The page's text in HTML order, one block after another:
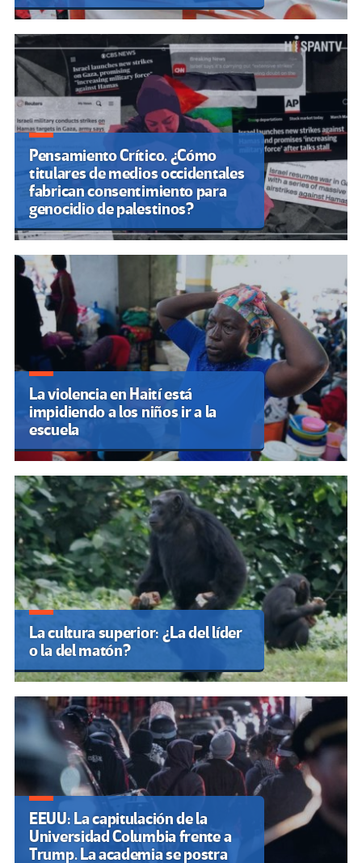
Pensamiento Crítico. ¿Cómo
titulares de medios occidentales
fabrican consentimiento para
genocidio de palestinos?
La violencia en Haití está
impidiendo a los niños ir a la
escuela
La cultura superior: ¿La del líder
o la del matón?
EEUU: La capitulación de la
Universidad Columbia frente a
Trump. La academia se postra